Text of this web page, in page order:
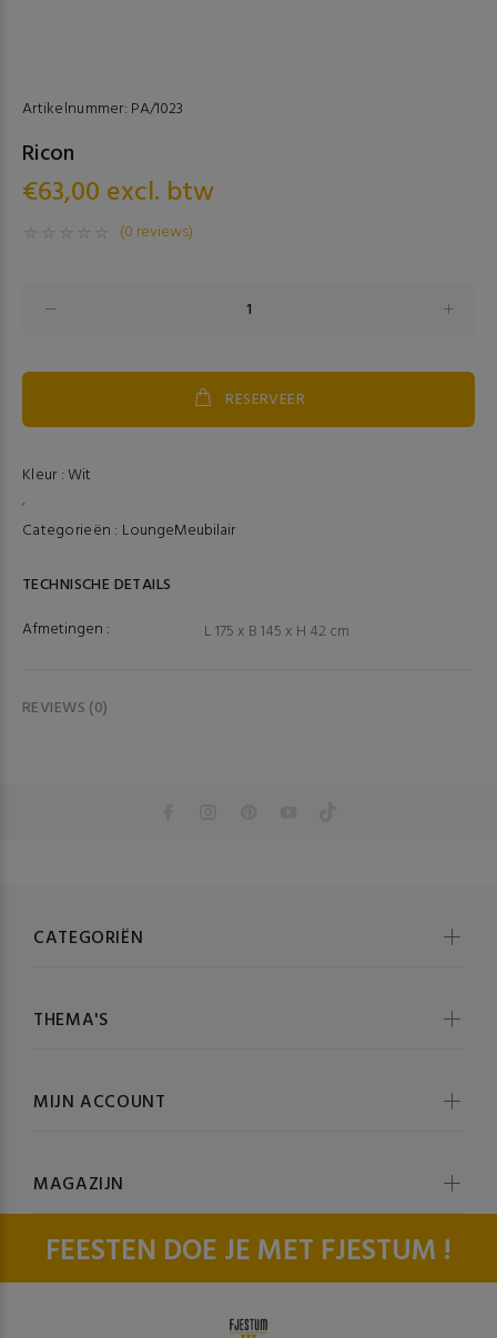
Artikelnummer: PA/1023
Ricon
€63,00 excl. btw
(0 reviews)
RESERVEER
Kleur :Wit
,
Categorieën : LoungeMeubilair
TECHNISCHE DETAILS
Afmetingen :
L 175 x B 145 x H 42 cm
REVIEWS (0)
FEESTEN DOE JE MET FJESTUM !
CATEGORIËN
THEMA'S
MIJN ACCOUNT
MAGAZIJN